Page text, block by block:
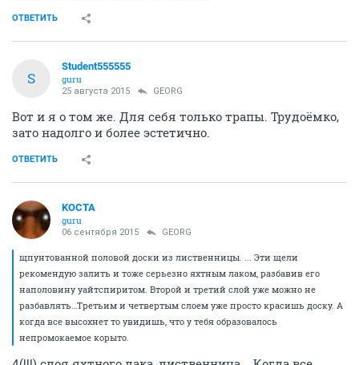
ОТВЕТИТЬ
S
Student555555
guru
25 августа 2015 GEORG
Вот и я о том же. Для себя только трапы. Трудоёмко,
зато надолго и более эстетично.
ОТВЕТИТЬ
KOCTA
guru
06 сентября 2015 GEORG
щпунтованной половой доски из лиственницы. ... Эти щели
рекомендую залить и тоже серьезно яхтным лаком, разбавив его
наполовину уайтспиритом. Второй и третий слой уже можно не
разбавлять…Третьим и четвертым слоем уже просто красишь доску. А
когда все высохнет то увидишь, что у тебя образовалось
непромокаемое корыто.